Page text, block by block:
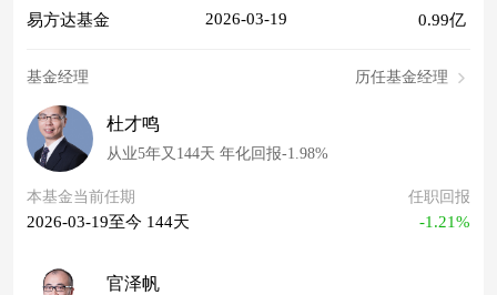
易方达基金 2026-03-19 0.99亿
基金经理 历任基金经理
杜才鸣
从业5年又144天 年化回报-1.98%
本基金当前任期
2026-03-19至今 144天
任职回报
-1.21%
官泽帆